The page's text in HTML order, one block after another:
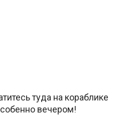
туда на кораблике
вечером!